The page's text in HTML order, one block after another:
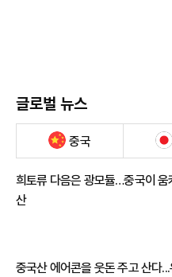
글로벌 뉴스
중국
희토류 다음은 광모듈…중국이 움
산
중국산 에어콘을 웃돈 주고 산다